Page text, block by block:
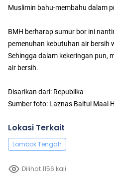
Muslimin bahu-membahu dalam
BMH berharap sumur bor ini
pemenuhan kebutuhan air bersih
Sehingga dalam kekeringan pun,
air bersih.
Disarikan dari: Republika
Sumber foto: Laznas Baitul Maal
Lokasi Terkait
Lombok Tengah
Dilihat 1156 kali